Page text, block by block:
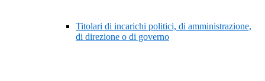
Titolari di incarichi politici, di amministrazione,
di direzione o di governo